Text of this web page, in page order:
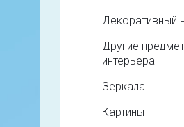
Декоративный
Другие
интерьера
Зеркала
Картины